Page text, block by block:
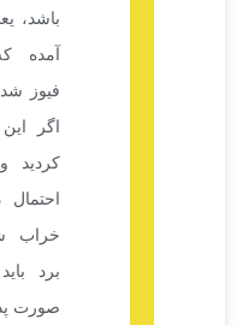
باشد، یعنی فشاری به برد
آمده که باعث سوختن
فیوز شده است. در نهایت
اگر این دو مورد را جک
کردید و ایرادی نداشت،
احتمال دارد که خود برد
خراب شده باشد. تعمیر
برد باید توسط تعمیرکار